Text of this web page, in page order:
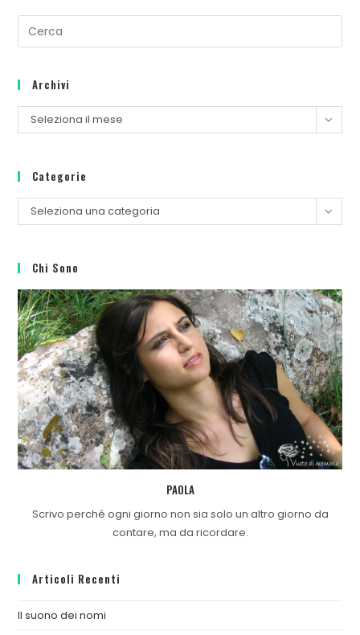
Archivi
Seleziona il mese
Categorie
Seleziona una categoria
Chi Sono
PAOLA
Scrivo perché ogni giorno non sia solo un altro giorno da
contare, ma da ricordare.
Articoli Recenti
Il suono dei nomi